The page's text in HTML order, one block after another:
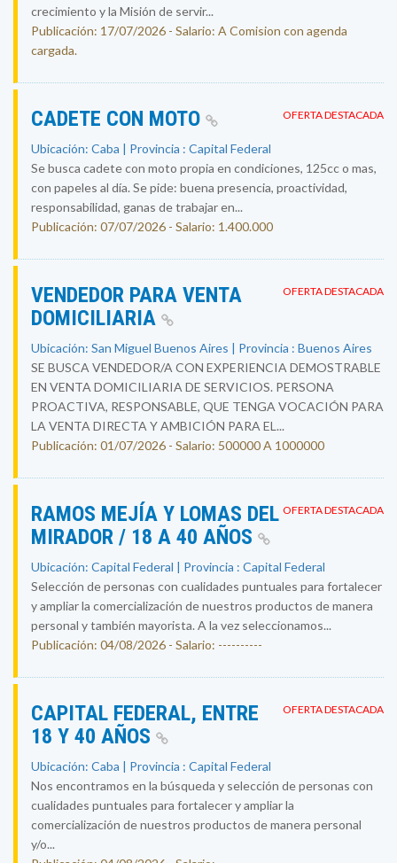
crecimiento y la Misión de servir...
Publicación: 17/07/2026 - Salario: A Comision con agenda
cargada.
OFERTA DESTACADA
CADETE CON MOTO
Ubicación: Caba | Provincia : Capital Federal
Se busca cadete con moto propia en condiciones, 125cc o mas,
con papeles al día. Se pide: buena presencia, proactividad,
responsabilidad, ganas de trabajar en...
Publicación: 07/07/2026 - Salario: 1.400.000
OFERTA DESTACADA
VENDEDOR PARA VENTA
DOMICILIARIA
Ubicación: San Miguel Buenos Aires | Provincia : Buenos Aires
SE BUSCA VENDEDOR/A CON EXPERIENCIA DEMOSTRABLE
EN VENTA DOMICILIARIA DE SERVICIOS. PERSONA
PROACTIVA, RESPONSABLE, QUE TENGA VOCACIÓN PARA
LA VENTA DIRECTA Y AMBICIÓN PARA EL...
Publicación: 01/07/2026 - Salario: 500000 A 1000000
OFERTA DESTACADA
RAMOS MEJÍA Y LOMAS DEL
MIRADOR / 18 A 40 AÑOS
Ubicación: Capital Federal | Provincia : Capital Federal
Selección de personas con cualidades puntuales para fortalecer
y ampliar la comercialización de nuestros productos de manera
personal y también mayorista. A la vez seleccionamos...
Publicación: 04/08/2026 - Salario: ----------
OFERTA DESTACADA
CAPITAL FEDERAL, ENTRE
18 Y 40 AÑOS
Ubicación: Caba | Provincia : Capital Federal
Nos encontramos en la búsqueda y selección de personas con
cualidades puntuales para fortalecer y ampliar la
comercialización de nuestros productos de manera personal
y/o...